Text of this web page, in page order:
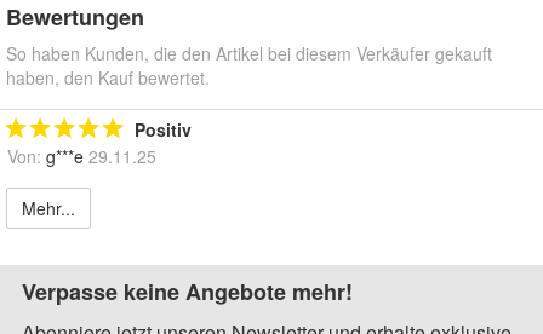
Bewertungen
So haben Kunden, die den Artikel bei diesem Verkäufer gekauft
haben, den Kauf bewertet.
Positiv
Von: g***e 29.11.25
Mehr...
Verpasse keine Angebote mehr!